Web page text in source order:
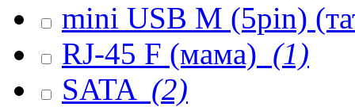
mini USB M (5pin)
RJ-45 F (мама) (1)
SATA (2)